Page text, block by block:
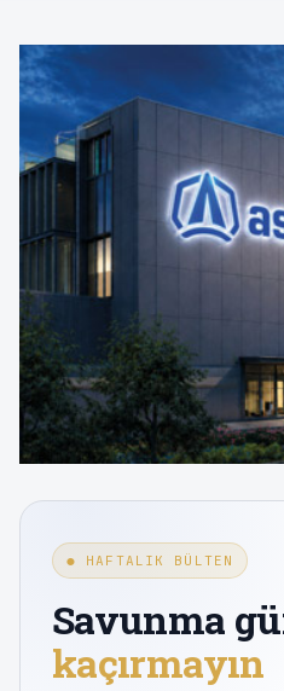
● HAFTALIK BÜLTEN
Savunma
kaçırmayın